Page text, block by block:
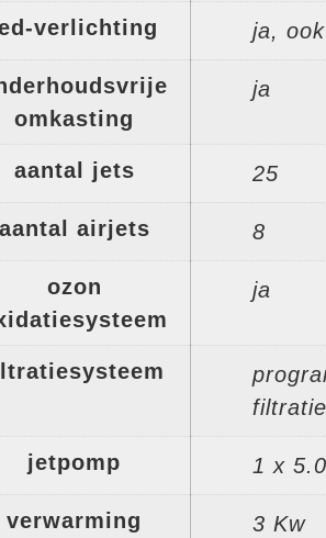
verlichting ja,
omkasting
ja
aantal jets 25
aantal airjets 8
ozon
ja
jetpomp 1 x
verwarming 3 Kw